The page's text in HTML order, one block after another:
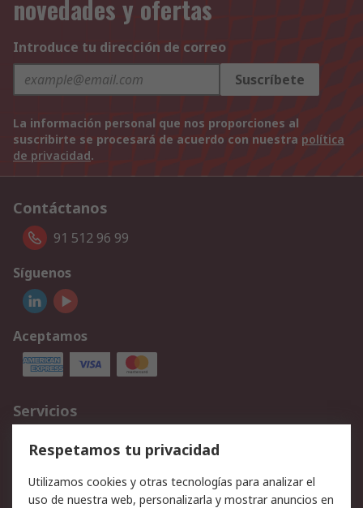
novedades y ofertas
Introduce tu dirección de correo
Suscríbete
La información personal que nos proporciones al
suscribirte se procesará de acuerdo con nuestra política
de privacidad.
Contáctanos
91 512 96 99
Síguenos
Aceptamos
Servicios
Cómo realizar pedidos
Devoluciones
Facturación y pago
Ofertas
Soporte técnico
Respetamos tu privacidad
Utilizamos cookies y otras tecnologías para analizar el
uso de nuestra web, personalizarla y mostrar anuncios en